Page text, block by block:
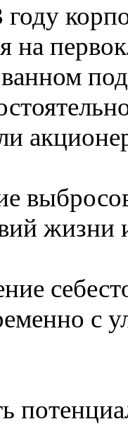
на
жизни
с